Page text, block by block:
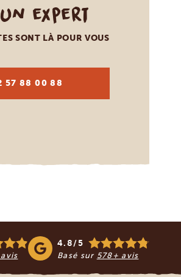
expert
SONT LÀ POUR VOUS
57 88 00 88
4.8/5
Basé sur 578+ avis